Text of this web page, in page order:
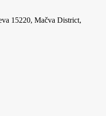
15220, Mačva District,